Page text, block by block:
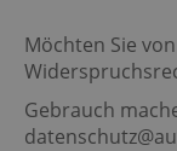
Möchten Sie
Gebrauch